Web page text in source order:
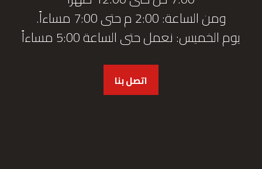
ومن الساعة: 2:00 م حتى 7:00 مساءاً.
يوم الخميس: نعمل حتى الساعة 5:00 مساءاً
اتصل بنا